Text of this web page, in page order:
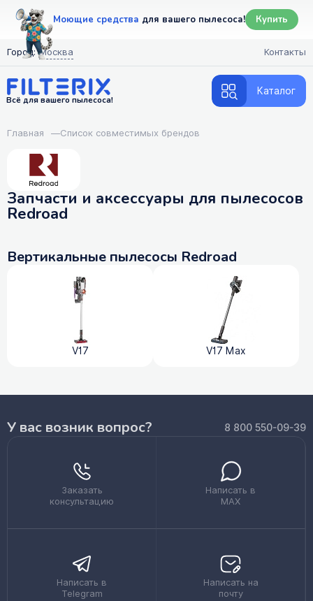
Моющие средства для вашего пылесоса! Купить
Город: Москва Контакты
Всё для вашего пылесоса!
Каталог
Главная —Список совместимых брендов
Запчасти и аксессуары для пылесосов
Redroad
Вертикальные пылесосы Redroad
V17 V17 Max
У вас возник вопрос? 8 800 550-09-39
Заказать
консультацию
Написать в
MAX
Написать в
Telegram
Написать на
почту